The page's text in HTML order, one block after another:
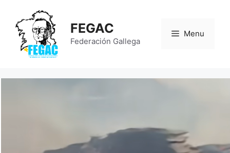
contenido
FEGAC
Federación Gallega
Menu